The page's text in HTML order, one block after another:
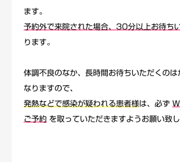
ます。
予約外で来院された場合、30分以上お待ち
ります。
体調不良のなか、長時間お待ちいただくのは
なりますので、
発熱などで感染が疑われる患者様は、必ず
ご予約 を取っていただきますようお願い致し
お知らせ